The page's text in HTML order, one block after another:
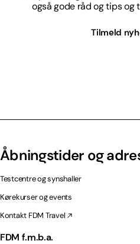
også gode råd og tips og
Tilmeld
Åbningstider og
Testcentre og synshaller
Kørekurser og events
Kontakt FDM Travel
FDM f.m.b.a.